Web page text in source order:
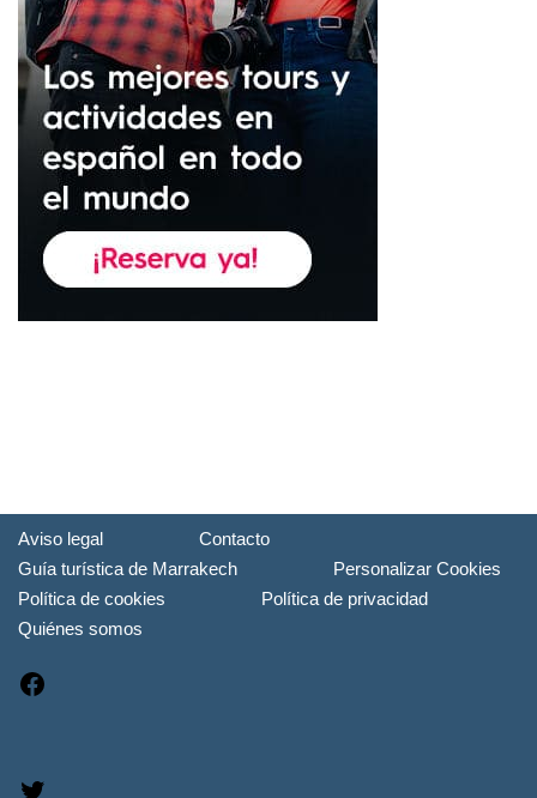
Aviso legal
Contacto
Guía turística de Marrakech
Personalizar Cookies
Política de cookies
Política de privacidad
Quiénes somos